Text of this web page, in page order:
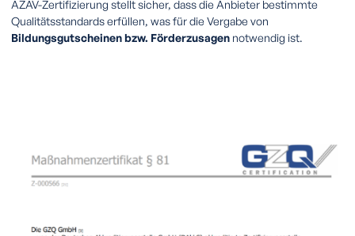
AZAV-Zertifizierung stellt sicher, dass die Anbieter bestimmte
Qualitätsstandards erfüllen, was für die Vergabe von
Bildungsgutscheinen bzw. Förderzusagen notwendig ist.